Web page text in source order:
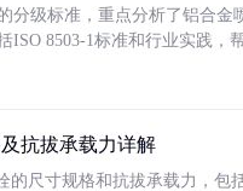
分级标准，重点分析了铝合金
ISO 8503-1标准和行业实践，
抗拔承载力详解
的尺寸规格和抗拔承载力，